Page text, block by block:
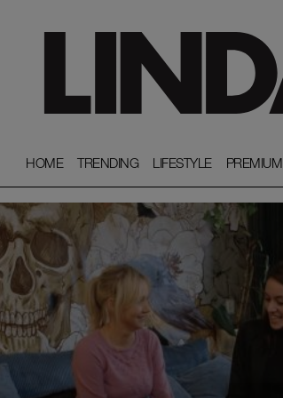
HOME
HOME TRENDING
TRENDING LIFESTYLE
LIFESTYLE PREMIUM
PREMIUM